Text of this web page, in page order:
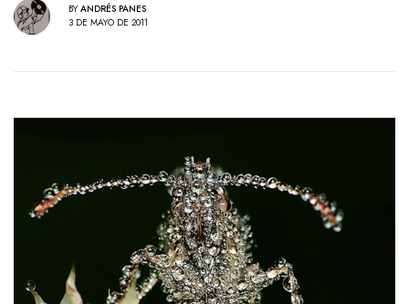
BY ANDRÉS PANES
3 DE MAYO DE 2011